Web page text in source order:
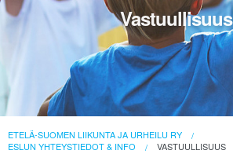
Vastuullisuus
ETELÄ-SUOMEN LIIKUNTA JA URHEILU RY
ESLUN YHTEYSTIEDOT & INFO
VASTUULLISUUS